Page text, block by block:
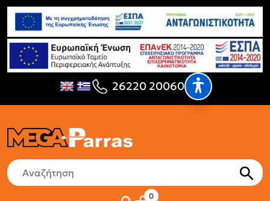
26220 20060
0